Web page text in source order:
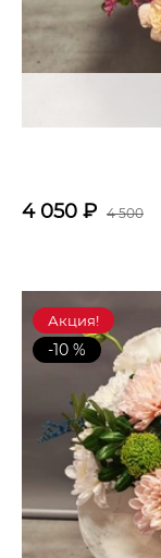
4 050 ₽ 4 500
Акция!
-10 %